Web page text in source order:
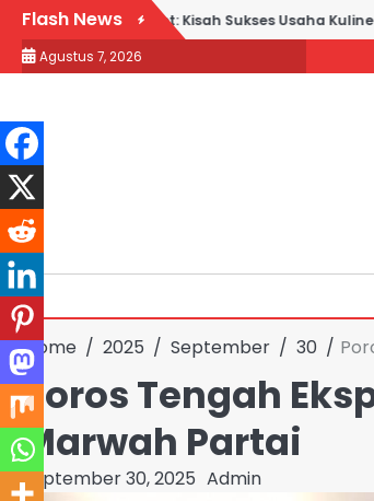
Skip
content
Flash News
Goreng H. Slamet: Kisah Sukses Usaha Kuliner
Agustus 7, 2026
Home 2025 September 30
Poros Tengah
Marwah Partai
September 30, 2025 Admin